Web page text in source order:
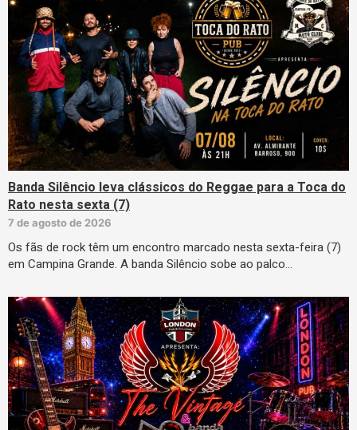
Banda Silêncio leva clássicos do Reggae para a Toca do
Rato nesta sexta (7)
7 de agosto de 2026
Os fãs de rock têm um encontro marcado nesta sexta-feira (7)
em Campina Grande. A banda Silêncio sobe ao palco…